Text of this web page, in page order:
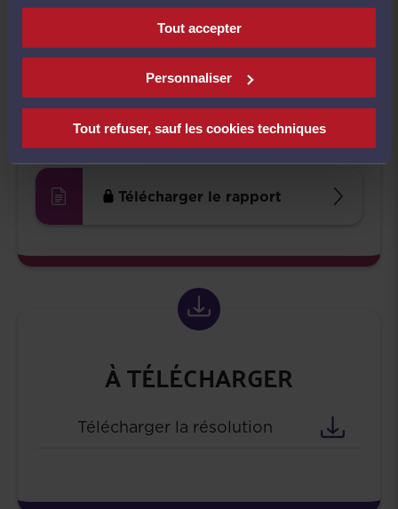
nécessaires au fonctionnement du site.
Tout accepter
Personnaliser
Tout refuser, sauf les cookies techniques
DOCUMENT(S) RÉSERVÉ(S)
AUX AVOCATS
Télécharger le rapport
À TÉLÉCHARGER
Télécharger la résolution